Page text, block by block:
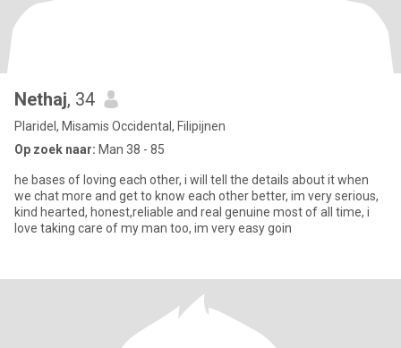
Nethaj, 34
Plaridel, Misamis Occidental, Filipijnen
Op zoek naar: Man 38 - 85
he bases of loving each other, i will tell the details about it when
we chat more and get to know each other better, im very serious,
kind hearted, honest,reliable and real genuine most of all time, i
love taking care of my man too, im very easy goin